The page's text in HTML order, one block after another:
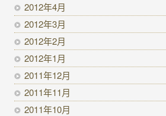
2012年4月
2012年3月
2012年2月
2012年1月
2011年12月
2011年11月
2011年10月